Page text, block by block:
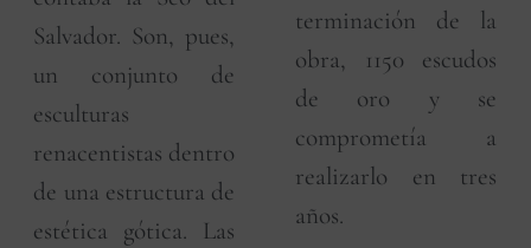
Salvador. Son, pues,
un conjunto de
esculturas
renacentistas dentro
de una estructura de
estética gótica. Las
terminación de la
obra, 1150 escudos
de oro y se
comprometía a
realizarlo en tres
años.